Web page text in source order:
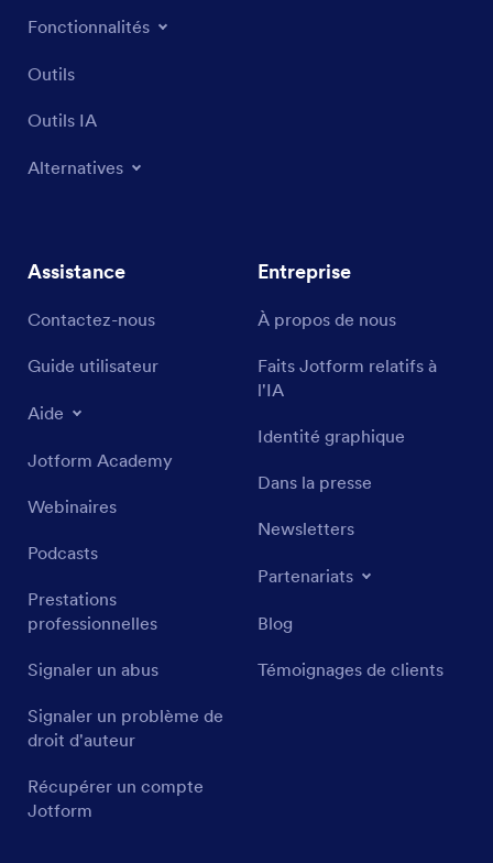
Fonctionnalités
Outils
Outils IA
Alternatives
Assistance
Contactez-nous
Guide utilisateur
Aide
Jotform Academy
Webinaires
Podcasts
Prestations
professionnelles
Signaler un abus
Signaler un problème de
droit d'auteur
Récupérer un compte
Jotform
Entreprise
À propos de nous
Faits Jotform relatifs à
l'IA
Identité graphique
Dans la presse
Newsletters
Partenariats
Blog
Témoignages de clients